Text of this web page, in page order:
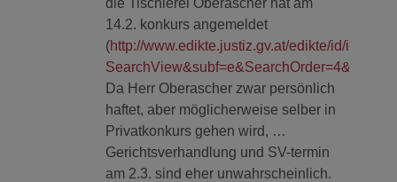
14.2. konkurs angemeldet
(http://www.edikte.justiz.gv.at/edikte/id/
Da Herr Oberascher zwar persönlich
haftet, aber möglicherweise selber in
Privatkonkurs gehen wird, …
Gerichtsverhandlung und SV-termin
am 2.3. sind eher unwahrscheinlich.